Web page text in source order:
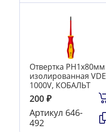
Отвертка PH1х80мм
изолированная VDE
1000V, КОБАЛЬТ
200 ₽
Артикул 646-
492